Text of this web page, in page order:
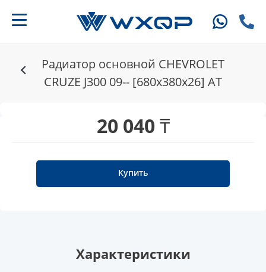
Радиатор основной CHEVROLET
CRUZE J300 09-- [680x380x26] AT
20 040 ₸
Купить
Характеристики